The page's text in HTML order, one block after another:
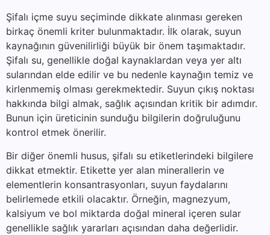
Şifalı içme suyu seçiminde dikkate alınması gereken
birkaç önemli kriter bulunmaktadır. İlk olarak, suyun
kaynağının güvenilirliği büyük bir önem taşımaktadır.
Şifalı su, genellikle doğal kaynaklardan veya yer altı
sularından elde edilir ve bu nedenle kaynağın temiz ve
kirlenmemiş olması gerekmektedir. Suyun çıkış noktası
hakkında bilgi almak, sağlık açısından kritik bir adımdır.
Bunun için üreticinin sunduğu bilgilerin doğruluğunu
kontrol etmek önerilir.
Bir diğer önemli husus, şifalı su etiketlerindeki bilgilere
dikkat etmektir. Etikette yer alan minerallerin ve
elementlerin konsantrasyonları, suyun faydalarını
belirlemede etkili olacaktır. Örneğin, magnezyum,
kalsiyum ve bol miktarda doğal mineral içeren sular
genellikle sağlık yararları açısından daha değerlidir.